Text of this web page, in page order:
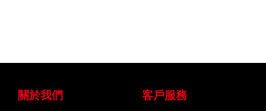
關於我們 客戶服務